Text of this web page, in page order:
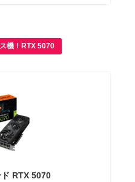
機！RTX 5070
RTX 5070